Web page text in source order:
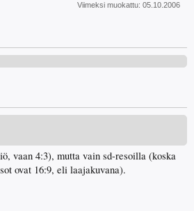
Viimeksi muokattu: 05.10.2006
vaan 4:3), mutta vain sd-resoilla (koska
ovat 16:9, eli laajakuvana).